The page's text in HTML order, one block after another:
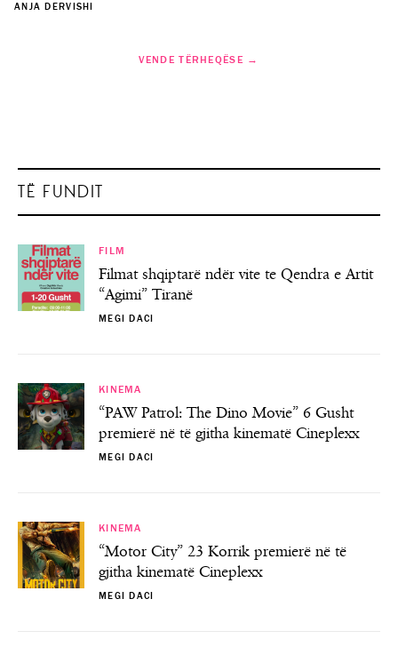
ANJA DERVISHI
VENDE TËRHEQËSE →
TË FUNDIT
FILM
Filmat shqiptarë ndër vite te Qendra e Artit
“Agimi” Tiranë
MEGI DACI
KINEMA
“PAW Patrol: The Dino Movie” 6 Gusht
premierë në të gjitha kinematë Cineplexx
MEGI DACI
KINEMA
“Motor City” 23 Korrik premierë në të
gjitha kinematë Cineplexx
MEGI DACI